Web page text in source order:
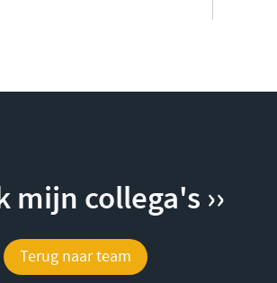
mijn collega's ››
Terug naar team